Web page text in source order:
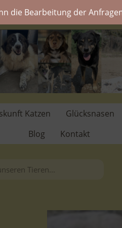
die Bearbeitung der
Katzen Glücksnasen
Blog
Kontakt